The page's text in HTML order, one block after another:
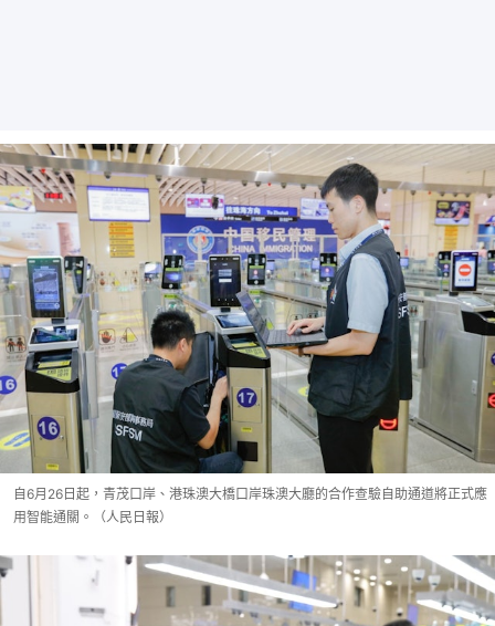
自6月26日起，青茂口岸、港珠澳大橋口岸珠澳大廳的合作查驗自助通道將正式應
用智能通關。（人民日報）